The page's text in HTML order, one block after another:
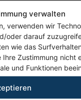
verwalten
verwenden wir
oder darauf
wie das
Zustimmung nicht
und Funktionen